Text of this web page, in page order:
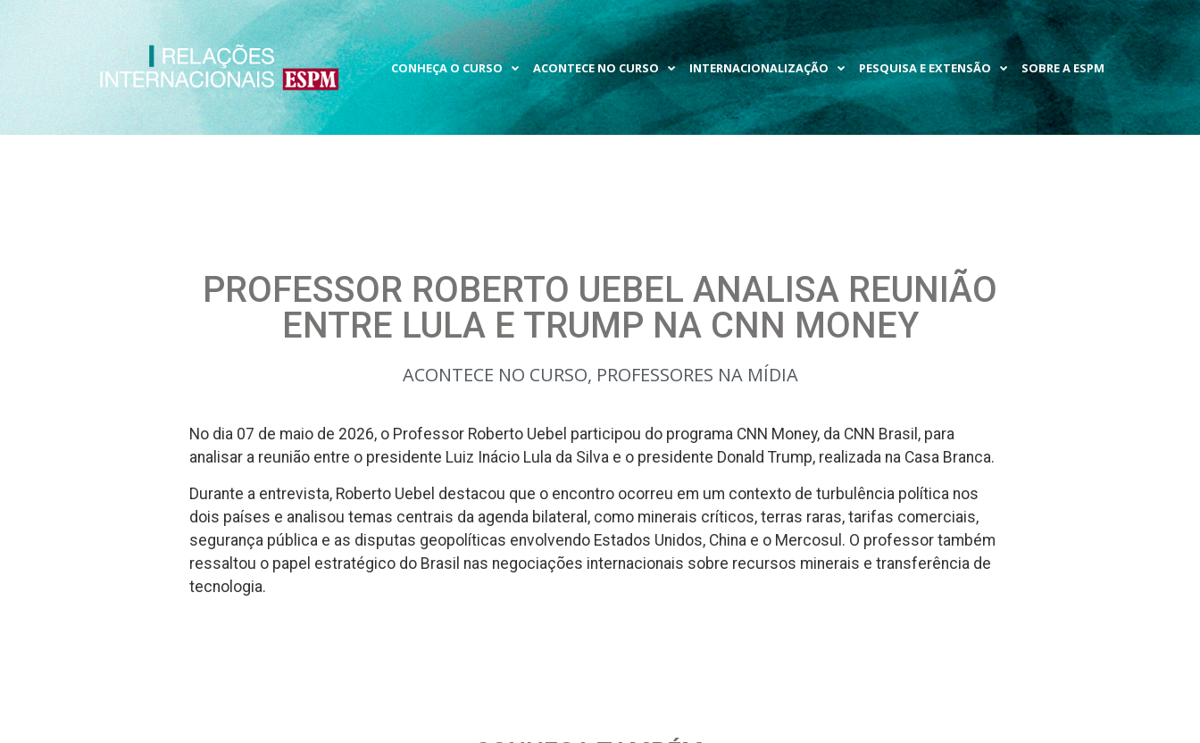
CONHEÇA O CURSO ACONTECE NO CURSO INTERNACIONALIZAÇÃO PESQUISA E EXTENSÃO SOBRE A ESPM
PROFESSOR ROBERTO UEBEL ANALISA REUNIÃO
ENTRE LULA E TRUMP NA CNN MONEY
ACONTECE NO CURSO, PROFESSORES NA MÍDIA
No dia 07 de maio de 2026, o Professor Roberto Uebel participou do programa CNN Money, da CNN Brasil, para
analisar a reunião entre o presidente Luiz Inácio Lula da Silva e o presidente Donald Trump, realizada na Casa Branca.
Durante a entrevista, Roberto Uebel destacou que o encontro ocorreu em um contexto de turbulência política nos
dois países e analisou temas centrais da agenda bilateral, como minerais críticos, terras raras, tarifas comerciais,
segurança pública e as disputas geopolíticas envolvendo Estados Unidos, China e o Mercosul. O professor também
ressaltou o papel estratégico do Brasil nas negociações internacionais sobre recursos minerais e transferência de
tecnologia.